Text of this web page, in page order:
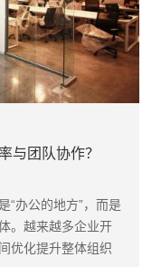
与团队协作？
“办公的地方”，而是
。越来越多企业开
优化提升整体组织